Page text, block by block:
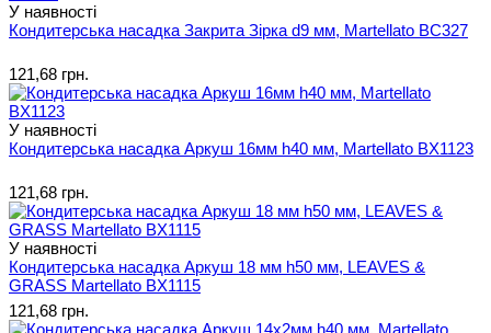
У наявності
Кондитерська насадка Закрита Зірка d9 мм, Martellato BC327
121,68 грн.
У наявності
Кондитерська насадка Аркуш 16мм h40 мм, Martellato BX1123
121,68 грн.
У наявності
Кондитерська насадка Аркуш 18 мм h50 мм, LEAVES &
GRASS Martellato BX1115
121,68 грн.